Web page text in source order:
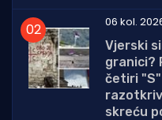
06 kol.
Vjerski
granici?
četiri "S"
skreću